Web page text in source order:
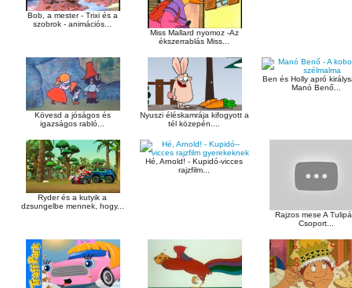
Bob, a mester - Trixi és a
szobrok - animációs...
Miss Mallard nyomoz -Az
ékszerrablás Miss...
Kövesd a jóságos és
igazságos rabló...
Nyuszi éléskamrája kifogyott a
tél közepén....
Ben és Holly apró
Manó Benő...
Ryder és a kutyik a
dzsungelbe mennek, hogy...
Hé, Arnold! - Kupidó-vicces
rajzfilm...
Rajzos mese A
Csoport...